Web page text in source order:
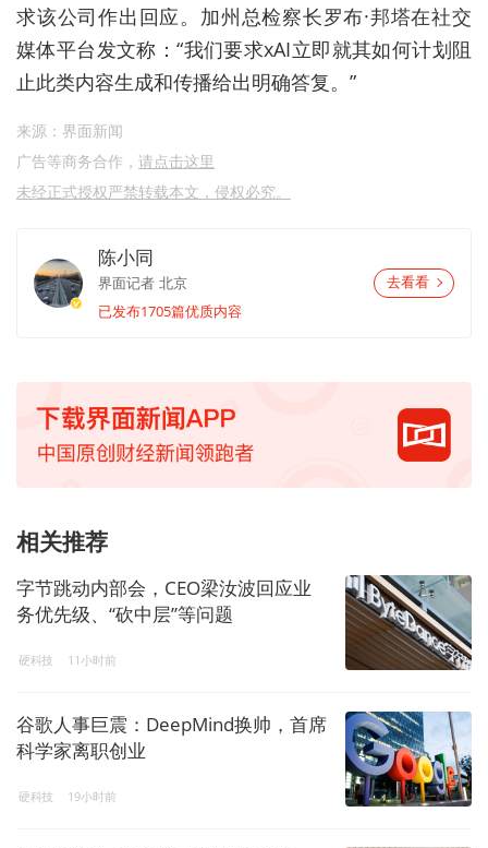
求该公司作出回应。加州总检察长罗布·邦塔在社交
媒体平台发文称：“我们要求xAI立即就其如何计划阻
止此类内容生成和传播给出明确答复。”
来源：界面新闻
广告等商务合作， 请点击这里
未经正式授权严禁转载本文，侵权必究。
陈小同
界面记者 北京
已发布1705篇优质内容
去看看
相关推荐
字节跳动内部会，CEO梁汝波回应业
务优先级、“砍中层”等问题
硬科技 11小时前
谷歌人事巨震：DeepMind换帅，首席
科学家离职创业
硬科技 19小时前